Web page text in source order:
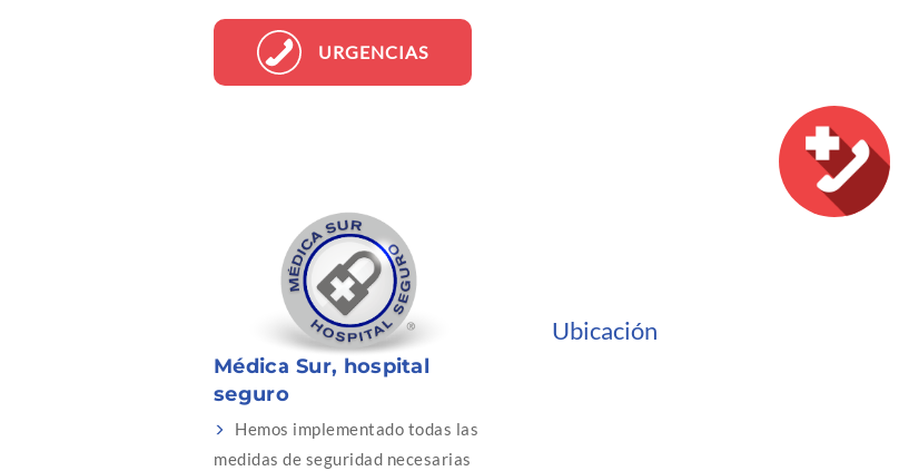
Ubicación
URGENCIAS
Médica Sur, hospital
seguro
Hemos implementado todas las
medidas de seguridad necesarias